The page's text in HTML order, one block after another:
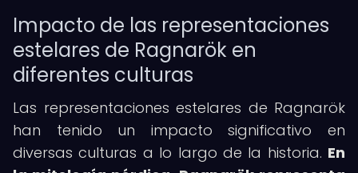
Impacto de las representaciones
estelares de Ragnarök en
diferentes culturas
Las representaciones estelares de Ragnarök
han tenido un impacto significativo en
diversas culturas a lo largo de la historia. En